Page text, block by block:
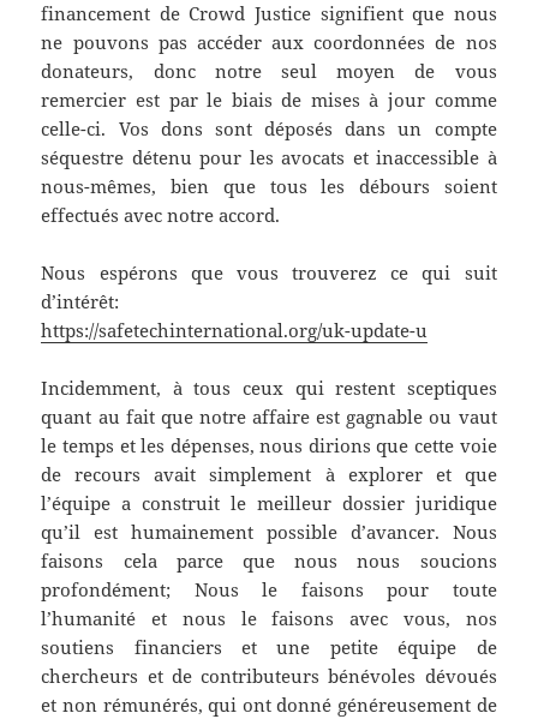
financement de Crowd Justice signifient que nous
ne pouvons pas accéder aux coordonnées de nos
donateurs, donc notre seul moyen de vous
remercier est par le biais de mises à jour comme
celle-ci. Vos dons sont déposés dans un compte
séquestre détenu pour les avocats et inaccessible à
nous-mêmes, bien que tous les débours soient
effectués avec notre accord.
Nous espérons que vous trouverez ce qui suit
d’intérêt:
https://safetechinternational.org/uk-update-u
Incidemment, à tous ceux qui restent sceptiques
quant au fait que notre affaire est gagnable ou vaut
le temps et les dépenses, nous dirions que cette voie
de recours avait simplement à explorer et que
l’équipe a construit le meilleur dossier juridique
qu’il est humainement possible d’avancer. Nous
faisons cela parce que nous nous soucions
profondément; Nous le faisons pour toute
l’humanité et nous le faisons avec vous, nos
soutiens financiers et une petite équipe de
chercheurs et de contributeurs bénévoles dévoués
et non rémunérés, qui ont donné généreusement de